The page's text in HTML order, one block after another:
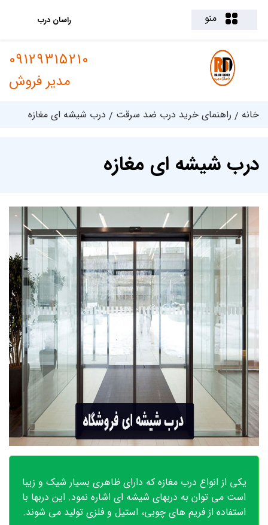
منو راسان درب
09129315210
مدیر فروش
خانه راهنمای خرید درب ضد سرقت درب شیشه ای مغازه
درب شیشه ای مغازه
یکی از انواع درب مغازه که دارای ظاهری بسیار شیک و زیبا
است می توان به دربهای شیشه ای اشاره نمود. این دربها با
استفاده از فریم های چوبی، استیل و فلزی تولید می شوند.